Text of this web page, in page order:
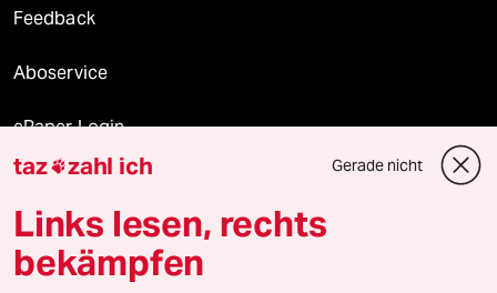
Feedback
Aboservice
ePaper Login
Downloads für Abonnierende
© 2026 taz Verlags und Vertriebs GmbH
taz zahl ich Gerade nicht
Links lesen, rechts
bekämpfen